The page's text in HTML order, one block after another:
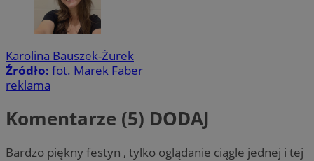
Karolina Bauszek-Żurek
Źródło: fot. Marek Faber
reklama
Komentarze (5) DODAJ
Bardzo piękny festyn , tylko oglądanie ciągle jednej i tej